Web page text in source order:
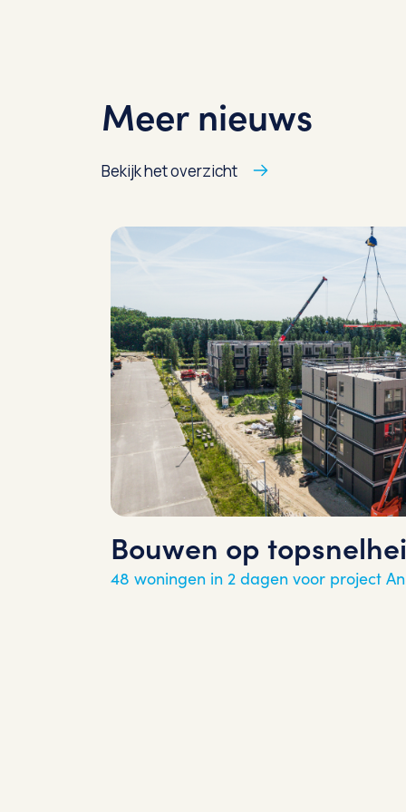
Meer nieuws
Bekijk het overzicht
Bouwen op
48 woningen in 2 dagen voor project